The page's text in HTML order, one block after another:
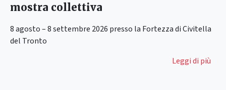
mostra collettiva
8 agosto – 8 settembre 2026 presso la Fortezza di Civitella
del Tronto
Leggi di più